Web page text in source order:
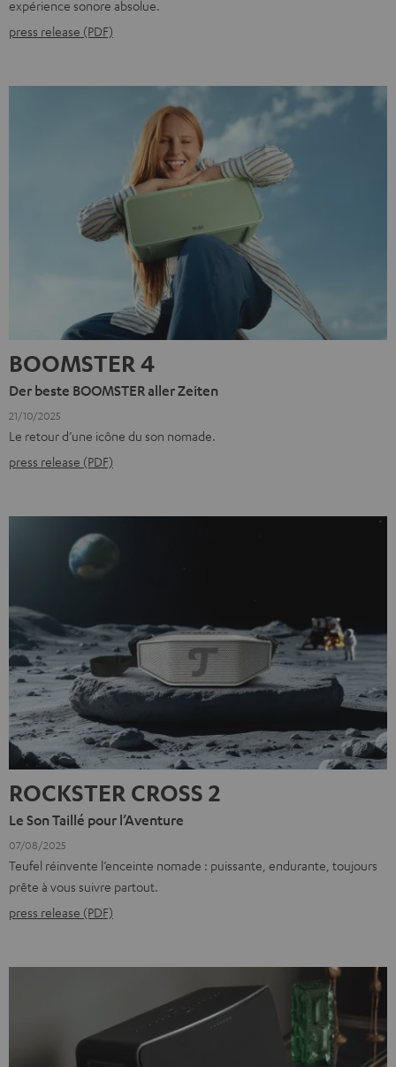
expérience sonore absolue.
press release (PDF)
BOOMSTER 4
Der beste BOOMSTER aller Zeiten
21/10/2025
Le retour d’une icône du son nomade.
press release (PDF)
ROCKSTER CROSS 2
Le Son Taillé pour l’Aventure
07/08/2025
Teufel réinvente l’enceinte nomade : puissante, endurante, toujours
prête à vous suivre partout.
press release (PDF)